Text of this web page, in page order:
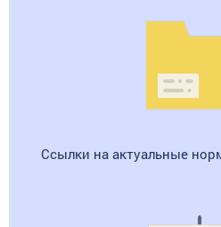
Ссылки на актуальные